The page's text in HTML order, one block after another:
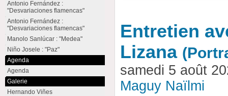
Entretien
Lizana
samedi 5 août
Maguy Naïlmi
Antonio Fernández :
"Desvariaciones flamencas"
Antonio Fernández :
"Desvariaciones flamencas"
Manolo Sanlúcar : "Medea"
Niño Josele : "Paz"
Agenda
Agenda
Galerie
Hernando Viñes